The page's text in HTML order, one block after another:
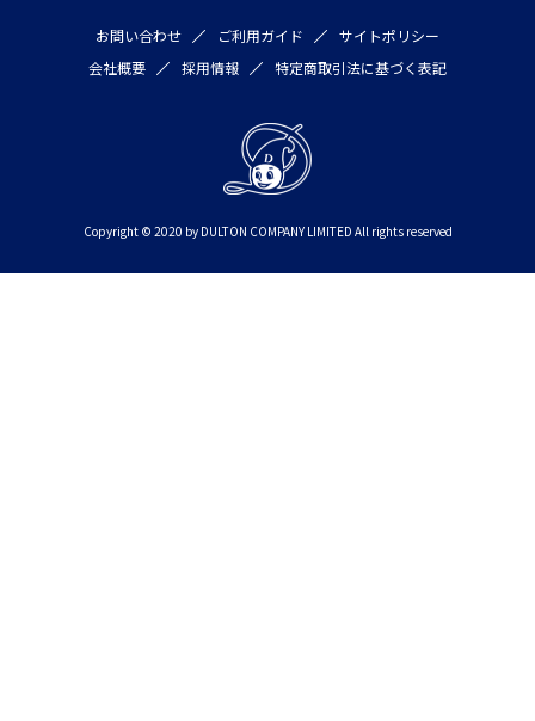
お問い合わせ ご利用ガイド
サイトポリシー
会社概要
採用情報 特定商取引法に基づく表記
Copyright © 2020 by DULTON COMPANY LIMITED All rights reserved